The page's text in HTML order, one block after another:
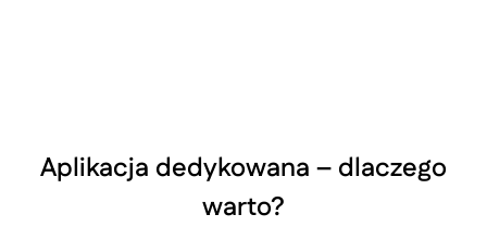
Aplikacja dedykowana – dlaczego
warto?